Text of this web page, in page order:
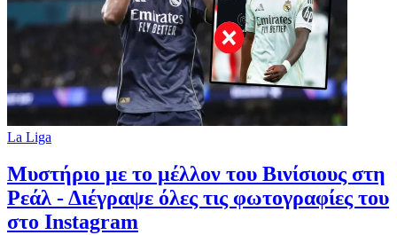
La Liga
Μυστήριο με το μέλλον του Βινίσιους στη
Ρεάλ - Διέγραψε όλες τις φωτογραφίες του
στο Instagram